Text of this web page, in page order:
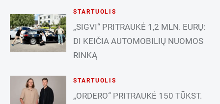
STARTUOLIS
„SIGVI“ PRITRAUKĖ 1,2 MLN. EURŲ:
DI KEIČIA AUTOMOBILIŲ NUOMOS
RINKĄ
STARTUOLIS
„ORDERO“ PRITRAUKĖ 150 TŪKST.